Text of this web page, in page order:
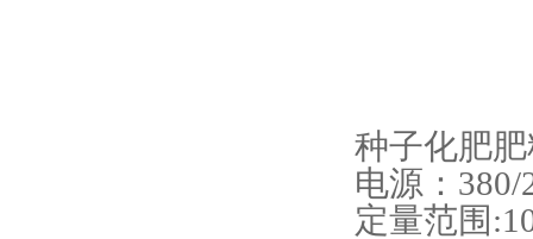
种子化肥
电源：380/
定量范围